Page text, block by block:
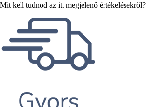
Mit kell tudnod az itt megjelenő értékelésekről?